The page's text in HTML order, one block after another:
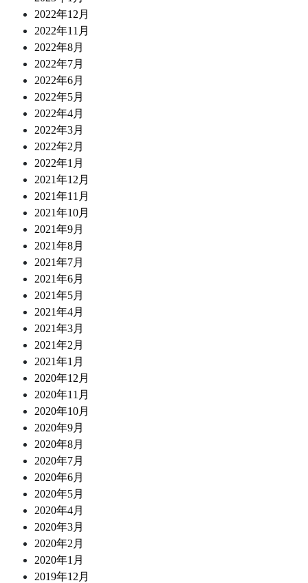
2022年12月
2022年11月
2022年8月
2022年7月
2022年6月
2022年5月
2022年4月
2022年3月
2022年2月
2022年1月
2021年12月
2021年11月
2021年10月
2021年9月
2021年8月
2021年7月
2021年6月
2021年5月
2021年4月
2021年3月
2021年2月
2021年1月
2020年12月
2020年11月
2020年10月
2020年9月
2020年8月
2020年7月
2020年6月
2020年5月
2020年4月
2020年3月
2020年2月
2020年1月
2019年12月